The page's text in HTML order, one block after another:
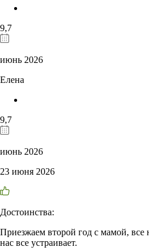
9,7
июнь 2026
Елена
9,7
июнь 2026
23 июня 2026
Достоинства:
Приезжаем второй год с мамой, все
нас все устраивает.